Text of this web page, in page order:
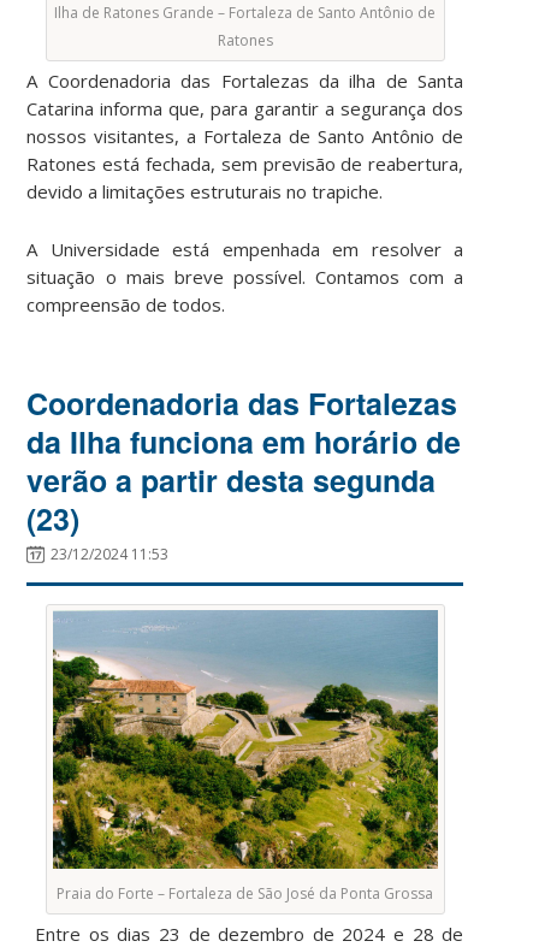
Ilha de Ratones Grande – Fortaleza de Santo Antônio de
Ratones
A Coordenadoria das Fortalezas da ilha de Santa
Catarina informa que, para garantir a segurança dos
nossos visitantes, a Fortaleza de Santo Antônio de
Ratones está fechada, sem previsão de reabertura,
devido a limitações estruturais no trapiche.
A Universidade está empenhada em resolver a
situação o mais breve possível. Contamos com a
compreensão de todos.
Coordenadoria das Fortalezas
da Ilha funciona em horário de
verão a partir desta segunda
(23)
23/12/2024 11:53
Praia do Forte – Fortaleza de São José da Ponta Grossa
Entre os dias 23 de dezembro de 2024 e 28 de